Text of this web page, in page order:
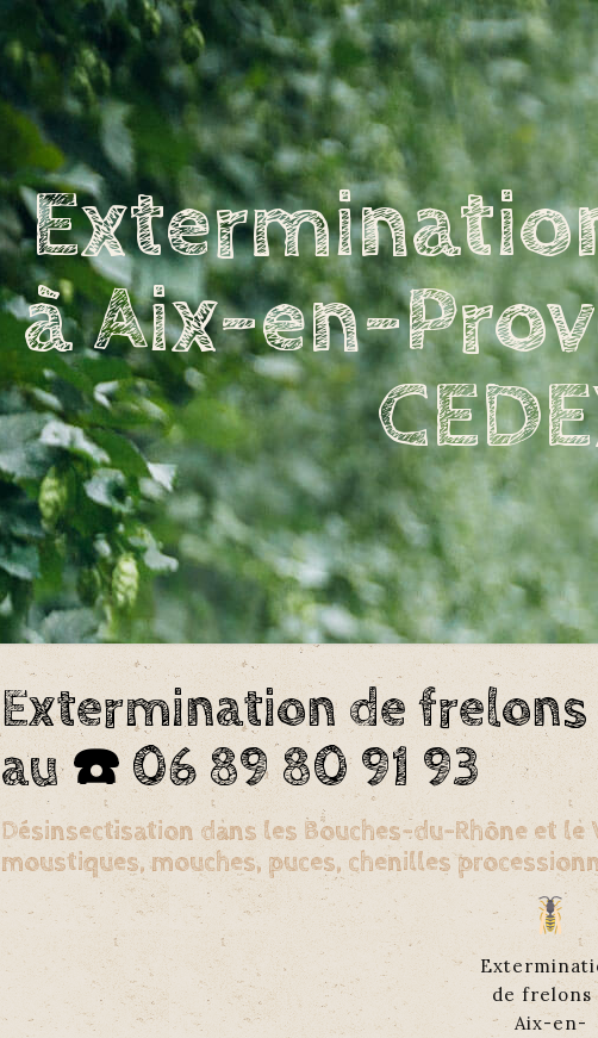
à Aix-en-
Extermination de
au ☎️06 89 80 91 93
Désinsectisation dans les Bouches-du-Rhône et
moustiques, mouches, puces, chenilles
de frelons
Aix-en-